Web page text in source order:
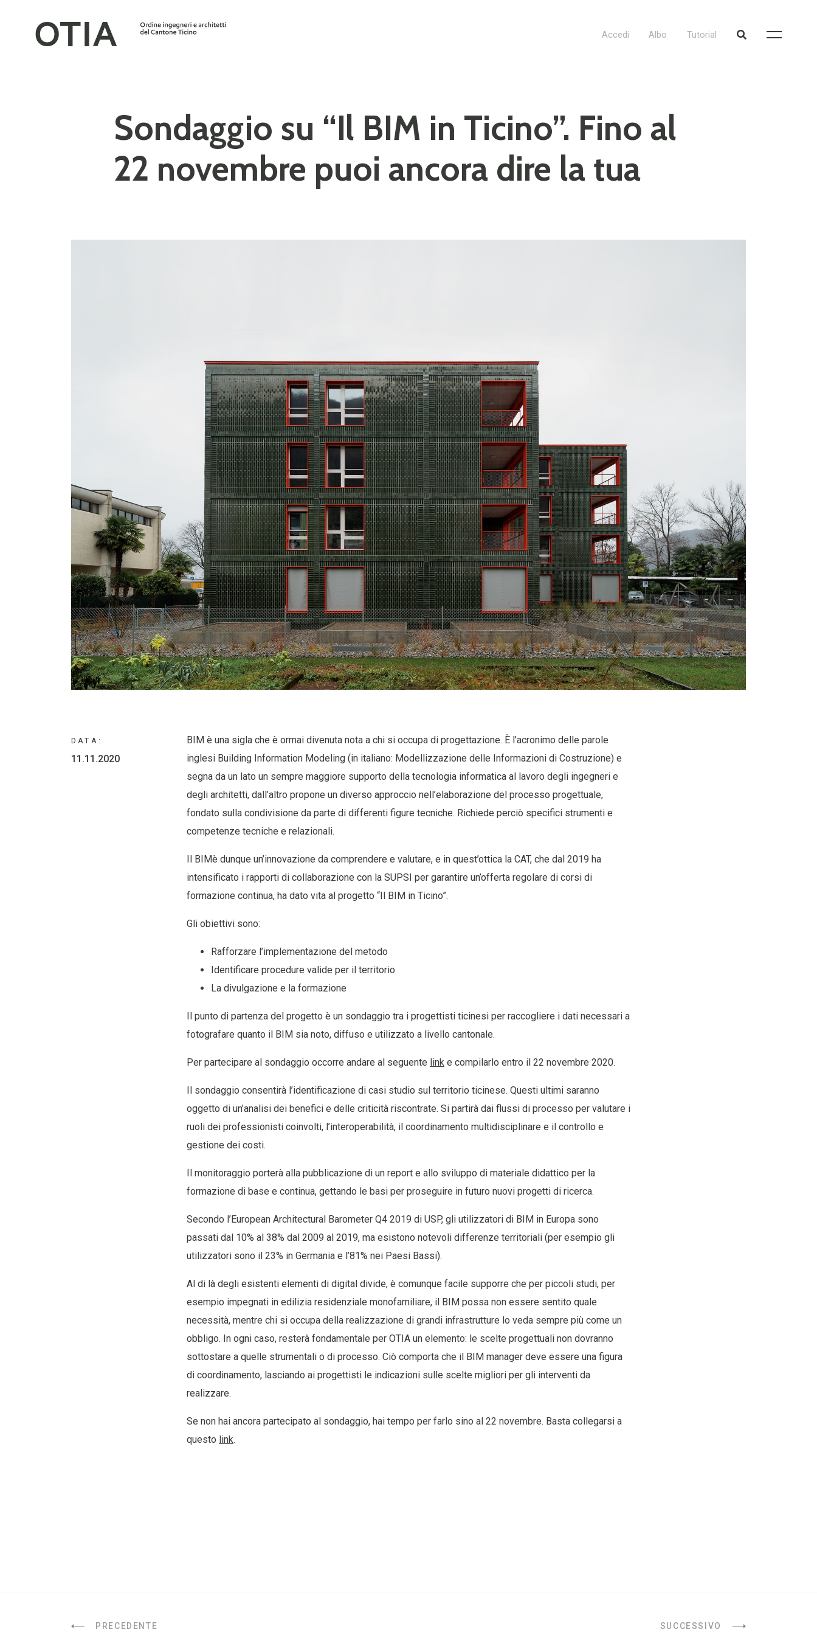
Accedi Albo Tutorial
Sondaggio su “Il BIM in Ticino”. Fino al
22 novembre puoi ancora dire la tua
DATA:
11.11.2020
BIM è una sigla che è ormai divenuta nota a chi si occupa di progettazione. È l’acronimo delle parole
inglesi Building Information Modeling (in italiano: Modellizzazione delle Informazioni di Costruzione) e
segna da un lato un sempre maggiore supporto della tecnologia informatica al lavoro degli ingegneri e
degli architetti, dall’altro propone un diverso approccio nell’elaborazione del processo progettuale,
fondato sulla condivisione da parte di differenti figure tecniche. Richiede perciò specifici strumenti e
competenze tecniche e relazionali.
Il BIMè dunque un’innovazione da comprendere e valutare, e in quest’ottica la CAT, che dal 2019 ha
intensificato i rapporti di collaborazione con la SUPSI per garantire un’offerta regolare di corsi di
formazione continua, ha dato vita al progetto “Il BIM in Ticino”.
Gli obiettivi sono:
Rafforzare l’implementazione del metodo
Identificare procedure valide per il territorio
La divulgazione e la formazione
Il punto di partenza del progetto è un sondaggio tra i progettisti ticinesi per raccogliere i dati necessari a
fotografare quanto il BIM sia noto, diffuso e utilizzato a livello cantonale.
Per partecipare al sondaggio occorre andare al seguente link e compilarlo entro il 22 novembre 2020.
Il sondaggio consentirà l’identificazione di casi studio sul territorio ticinese. Questi ultimi saranno
oggetto di un’analisi dei benefici e delle criticità riscontrate. Si partirà dai flussi di processo per valutare i
ruoli dei professionisti coinvolti, l’interoperabilità, il coordinamento multidisciplinare e il controllo e
gestione dei costi.
Il monitoraggio porterà alla pubblicazione di un report e allo sviluppo di materiale didattico per la
formazione di base e continua, gettando le basi per proseguire in futuro nuovi progetti di ricerca.
Secondo l’European Architectural Barometer Q4 2019 di USP, gli utilizzatori di BIM in Europa sono
passati dal 10% al 38% dal 2009 al 2019, ma esistono notevoli differenze territoriali (per esempio gli
utilizzatori sono il 23% in Germania e l’81% nei Paesi Bassi).
Al di là degli esistenti elementi di digital divide, è comunque facile supporre che per piccoli studi, per
esempio impegnati in edilizia residenziale monofamiliare, il BIM possa non essere sentito quale
necessità, mentre chi si occupa della realizzazione di grandi infrastrutture lo veda sempre più come un
obbligo. In ogni caso, resterà fondamentale per OTIA un elemento: le scelte progettuali non dovranno
sottostare a quelle strumentali o di processo. Ciò comporta che il BIM manager deve essere una figura
di coordinamento, lasciando ai progettisti le indicazioni sulle scelte migliori per gli interventi da
realizzare.
Se non hai ancora partecipato al sondaggio, hai tempo per farlo sino al 22 novembre. Basta collegarsi a
questo link.
PRECEDENTE SUCCESSIVO